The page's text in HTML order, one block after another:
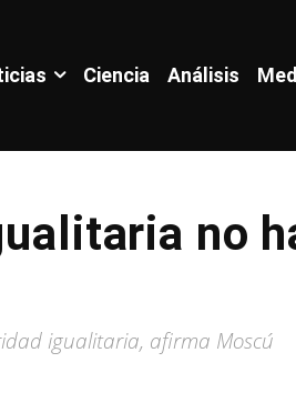
Ciencia Análisis
no
igualitaria, afirma Moscú